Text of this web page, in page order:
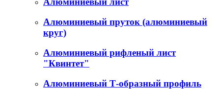
Алюминиевый пруток (алюминиевый
круг)
Алюминиевый рифленый лист
"Квинтет"
Алюминиевый Т-образный профиль